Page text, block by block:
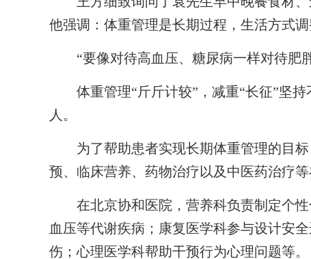
他强调：体重管理是长期过程，生活方式
“要像对待高血压、糖尿病一样对待肥胖
体重管理“斤斤计较”，减重“长征”坚持
人。
为了帮助患者实现长期体重管理的目标
预、临床营养、药物治疗以及中医药治疗等
在北京协和医院，营养科负责制定个性
血压等代谢疾病；康复医学科参与设计安
伤；心理医学科帮助干预行为心理问题等。